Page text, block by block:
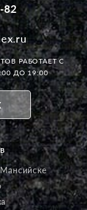
82
РАБОТАЕТС
ДО 19:00